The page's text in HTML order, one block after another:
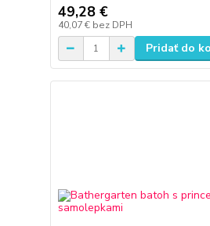
49,28 €
40,07 € bez DPH
Pridať do